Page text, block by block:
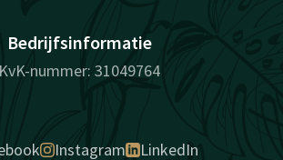
Bedrijfsinformatie
KvK-nummer: 31049764
Instagram LinkedIn